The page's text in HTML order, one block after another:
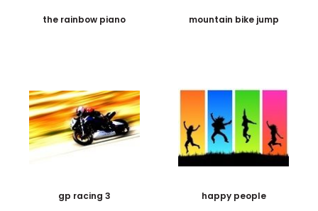
the rainbow piano mountain bike jump
gp racing 3 happy people